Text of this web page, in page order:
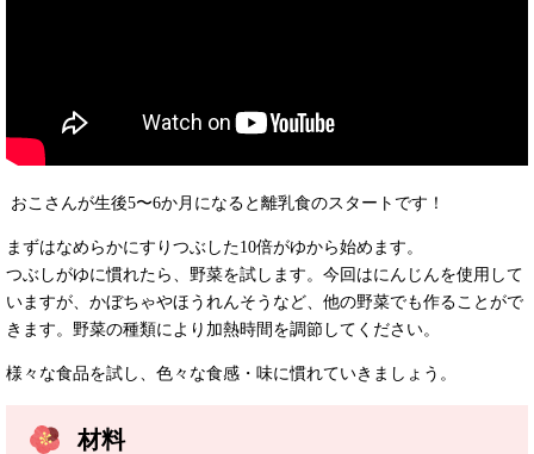
おこさんが生後5〜6か月になると離乳食のスタートです！
まずはなめらかにすりつぶした10倍がゆから始めます。
つぶしがゆに慣れたら、野菜を試します。今回はにんじんを使用して
いますが、かぼちゃやほうれんそうなど、他の野菜でも作ることがで
きます。野菜の種類により加熱時間を調節してください。
様々な食品を試し、色々な食感・味に慣れていきましょう。
材料